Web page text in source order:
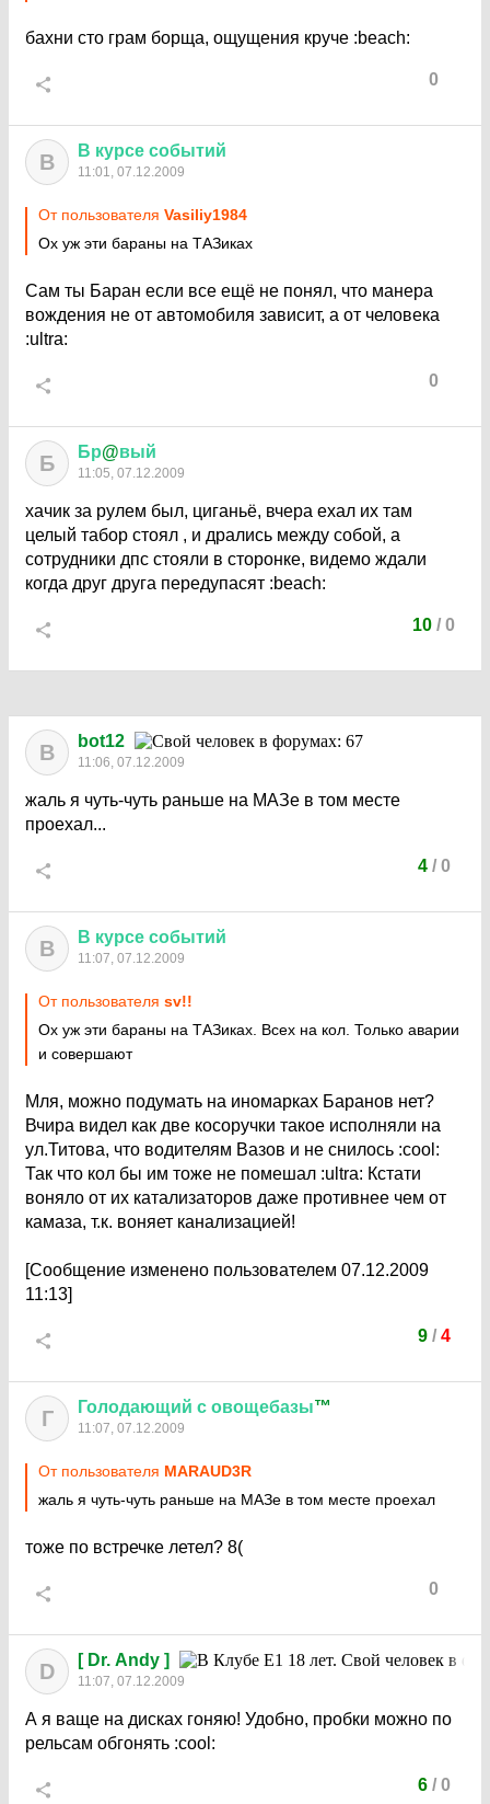
бахни сто грам борща, ощущения круче :beach:
0
В В курсе событий
11:01, 07.12.2009
От пользователя Vasiliy1984
Ох уж эти бараны на ТАЗиках
Сам ты Баран если все ещё не понял, что манера
вождения не от автомобиля зависит, а от человека
:ultra:
0
Б Бр@вый
11:05, 07.12.2009
хачик за рулем был, циганьё, вчера ехал их там
целый табор стоял , и дрались между собой, а
сотрудники дпс стояли в сторонке, видемо ждали
когда друг друга передупасят :beach:
10 / 0
B bot12
11:06, 07.12.2009
жаль я чуть-чуть раньше на МАЗе в том месте
проехал...
4/ 0
В В курсе событий
11:07, 07.12.2009
От пользователя sv!!
Ох уж эти бараны на ТАЗиках. Всех на кол. Только аварии
и совершают
Мля, можно подумать на иномарках Баранов нет?
Вчира видел как две косоручки такое исполняли на
ул.Титова, что водителям Вазов и не снилось :cool:
Так что кол бы им тоже не помешал :ultra: Кстати
воняло от их катализаторов даже противнее чем от
камаза, т.к. воняет канализацией!
[Сообщение изменено пользователем 07.12.2009
11:13]
9/ 4
Г Голодающий с овощебазы™
11:07, 07.12.2009
От пользователя MARAUD3R
жаль я чуть-чуть раньше на МАЗе в том месте проехал
тоже по встречке летел? 8(
0
D [ Dr. Andy ]
11:07, 07.12.2009
А я ваще на дисках гоняю! Удобно, пробки можно по
рельсам обгонять :cool:
6/ 0